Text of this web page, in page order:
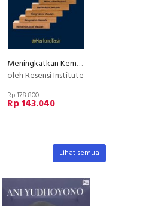
Meningkatkan Kemampuan Berpikir Kritis
oleh Resensi Institute
Rp 178.800
Rp 143.040
Lihat semua